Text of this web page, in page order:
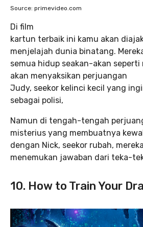
Source: primevideo.com
Di film
kartun terbaik ini kamu akan
menjelajah dunia binatang.
semua hidup seakan-akan seperti
akan menyaksikan perjuangan
Judy, seekor kelinci kecil yang
sebagai polisi,
Namun di tengah-tengah
misterius yang membuatnya
dengan Nick, seekor rubah,
menemukan jawaban dari teka-
10. How to Train Your